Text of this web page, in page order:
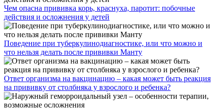
Чем опасна прививка корь, краснуха, паротит: побочные
действия и осложнения у детей
Поведение при туберкулинодиагностике, или что можно и
что нельзя делать после прививки Манту
Ответ организма на вакцинацию – какая может быть реакция
на прививку от столбняка у взрослого и ребенка?